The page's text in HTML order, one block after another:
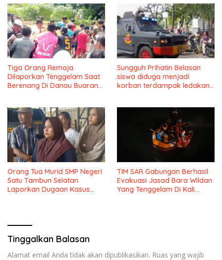
Kalijambe Wilayah Desa
Mekarsari
Tiga Orang Remaja
Dilaporkan Tenggelam Saat
Berenang Di Danau Buaran
Sungguh Prihatin Belasan
siswa diduga menjadi
korban terdampak ledakan
Orang Tua Murid SMP Negeri
Satu Tambun Selatan
Laporkan Dugaan Kasus
TIM SAR Gabungan Berhasil
Evakuasi Jasad Bara Wildan
Yang Tenggelam Di Kali
Tinggalkan Balasan
Alamat email Anda tidak akan dipublikasikan. Ruas yang wajib